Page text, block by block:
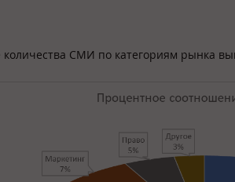
СМИ по категориям рынка